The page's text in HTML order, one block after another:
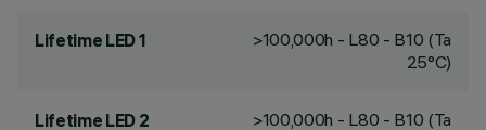
Lifetime LED 1
>100,000h - L80 - B10 (Ta
25°C)
Lifetime LED 2
>100,000h - L80 - B10 (Ta